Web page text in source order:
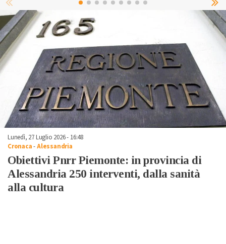
Lunedì, 27 Luglio 2026 - 16:48
Cronaca-Alessandria
Obiettivi Pnrr Piemonte: in provincia di
Alessandria 250 interventi, dalla sanità
alla cultura